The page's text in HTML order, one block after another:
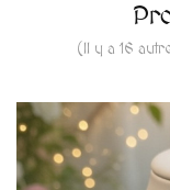
(Il y a 16